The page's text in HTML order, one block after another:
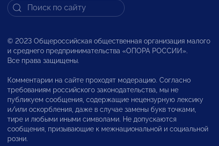
© 2023 Общероссийская общественная организация малого
и среднего предпринимательства «ОПОРА РОССИИ».
Все права защищены.
Комментарии на сайте проходят модерацию. Согласно
требованиям российского законодательства, мы не
публикуем сообщения, содержащие нецензурную лексику
и/или оскорбления, даже в случае замены букв точками,
тире и любыми иными символами. Не допускаются
сообщения, призывающие к межнациональной и социальной
розни.